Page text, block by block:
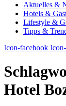
Aktuelles &
Hotels &
Lifestyle &
Tipps &
Icon-facebook
Hotel